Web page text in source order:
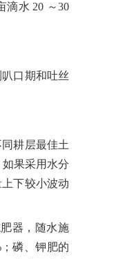
滴水 20 ～30
口期和吐丝
耕层最佳土
如果采用水分
下较小波动
器，随水施
；磷、钾肥的